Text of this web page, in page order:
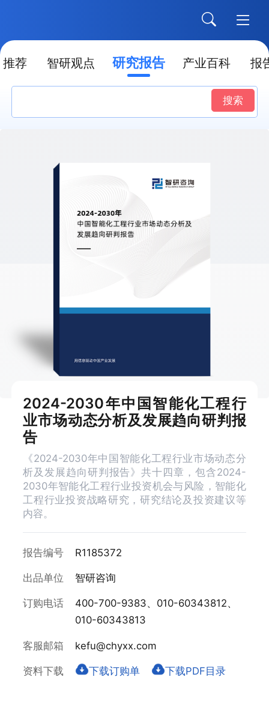
推荐 智研观点 研究报告 产业百科 报
搜索
2024-2030年中国智能化工程行
业市场动态分析及发展趋向研判报
告
《2024-2030年中国智能化工程行业市场动态分
析及发展趋向研判报告》共十四章，包含2024-
2030年智能化工程行业投资机会与风险，智能化
工程行业投资战略研究，研究结论及投资建议等
内容。
报告编号 R1185372
出品单位 智研咨询
订购电话
400-700-9383、010-60343812、
010-60343813
客服邮箱 kefu@chyxx.com
资料下载 下载订购单 下载PDF目录